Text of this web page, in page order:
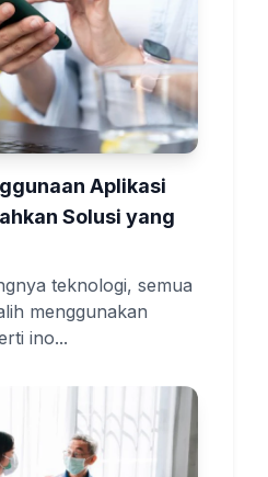
Aplikasi
Solusi yang
teknologi, semua
menggunakan
ino...